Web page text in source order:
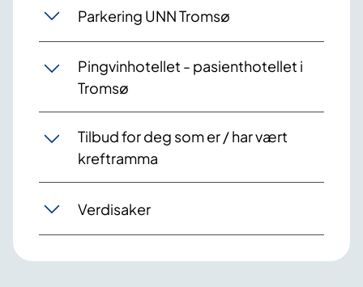
Parkering UNN Tromsø
Pingvinhotellet - pasienthotellet i
Tromsø
Tilbud for deg som er / har vært
kreftramma
Verdisaker